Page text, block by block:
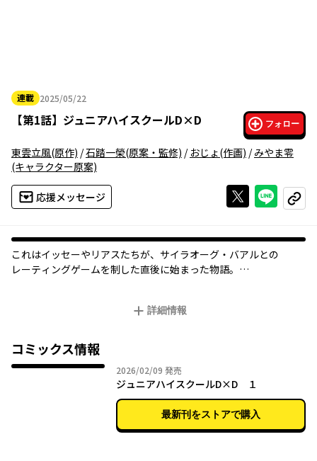
連載 2025/05/22
2025年05月22日
【第1話】 ジュニアハイスクールD×D フォロー
東雲立風(原作) /石踏一榮(原案・監修) / おじょ(作画) /みやま零
(キャラクター原案)
応援メッセージ Xで投稿する
ライン
コピー
これはイッセーやリアスたちが、サイラオーグ・バアルとの
レーティングゲームを制した直後に始まった物語。
この刀は意思を持ち、敵の胸から力を奪う。そして……
絶花の胸を育て、強さに変えるおっぱい好きな刀だった!?
「天聖」が神器と呼ばれる武器だと知った絶花は謎を知るため、
友達を作るために、駒王学園中等部の門を叩いた！
詳細情報
コミックス情報
2026/02/09 2026年02月09日
発売
ジュニアハイスクールD×D １
最新刊をストアで購入